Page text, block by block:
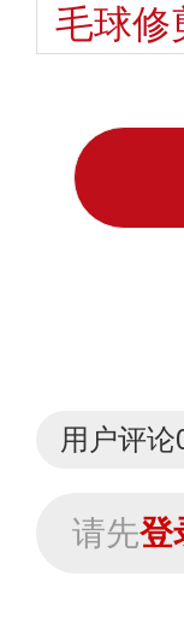
毛球修
用户评论
请先登